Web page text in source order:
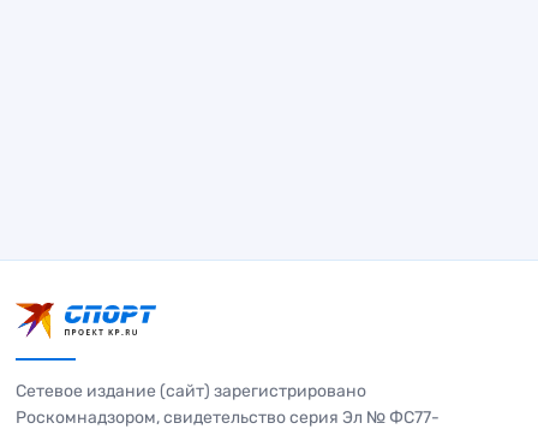
Сетевое издание (сайт) зарегистрировано
Роскомнадзором, свидетельство серия Эл № ФС77-